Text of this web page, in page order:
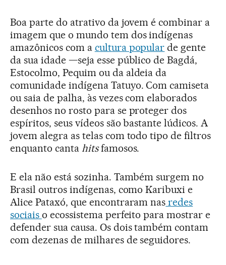
Boa parte do atrativo da jovem é combinar a
imagem que o mundo tem dos indígenas
amazônicos com a cultura popular de gente
da sua idade —seja esse público de Bagdá,
Estocolmo, Pequim ou da aldeia da
comunidade indígena Tatuyo. Com camiseta
ou saia de palha, às vezes com elaborados
desenhos no rosto para se proteger dos
espíritos, seus vídeos são bastante lúdicos. A
jovem alegra as telas com todo tipo de filtros
enquanto canta hitsfamosos.
E ela não está sozinha. Também surgem no
Brasil outros indígenas, como Karibuxi e
Alice Pataxó, que encontraram nas redes
sociais o ecossistema perfeito para mostrar e
defender sua causa. Os dois também contam
com dezenas de milhares de seguidores.